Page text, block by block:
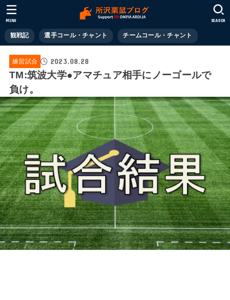
観戦記 選手コール・チャント チームコール・チャント
SEARCH
MENU
練習試合 2023.08.28
TM:筑波大学●アマチュア相手にノーゴールで
負け。